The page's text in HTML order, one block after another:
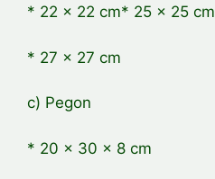
* 22 x 22 cm* 25 x 25 cm
* 27 x 27 cm
c) Pegon
* 20 x 30 x 8 cm